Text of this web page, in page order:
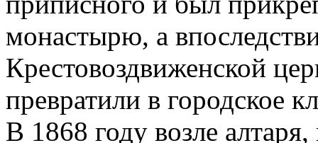
монастырю, а
Крестовоздвиженской
превратили в городское
В 1868 году возле